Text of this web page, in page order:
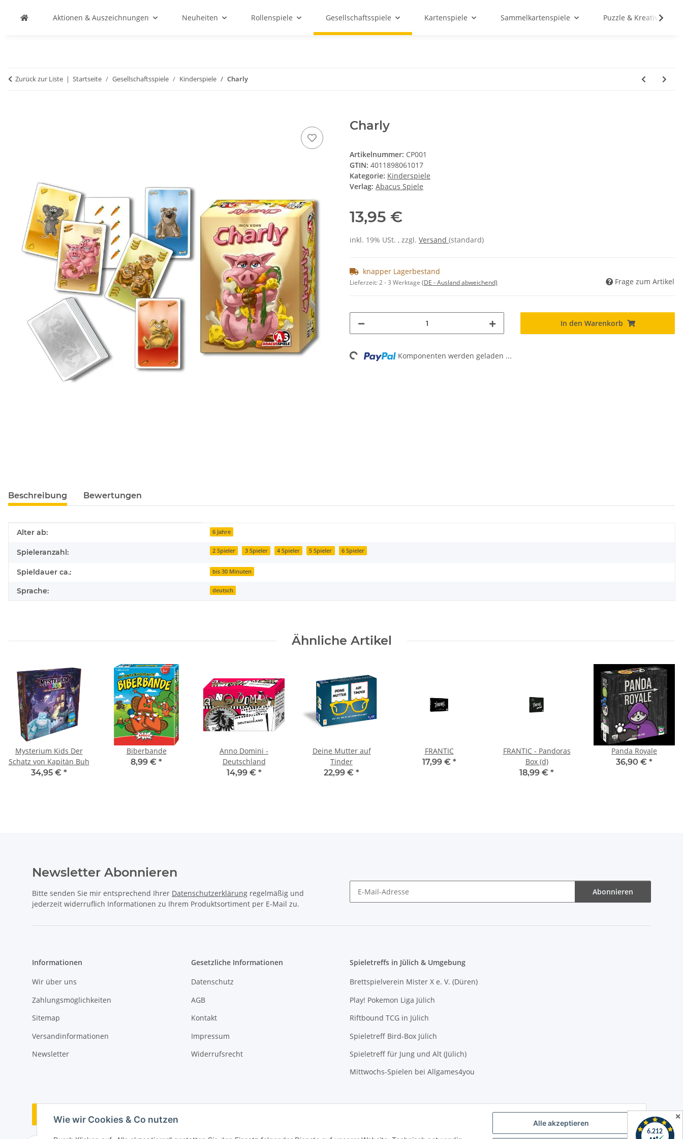
Alle akzeptieren
Wie wir Cookies & Co nutzen
Aktionen & Auszeichnungen Neuheiten Rollenspiele Gesellschaftsspiele Kartenspiele Sammelkartenspiele Puzzle & Kreativ
Zurück zur Liste Startseite Gesellschaftsspiele Kinderspiele Charly
Charly
Artikelnummer: CP001
GTIN: 4011898061017
Kategorie: Kinderspiele
Verlag: Abacus Spiele
13,95 €
inkl. 19% USt. , zzgl. Versand (standard)
knapper Lagerbestand
Lieferzeit:2 - 3 Werktage (DE - Ausland abweichend) Frage zum Artikel
In den Warenkorb
Loading... Komponenten werden geladen ...
Beschreibung Bewertungen
Produkteigenschaft
Wert
Alter ab: 6 Jahre
Spieleranzahl: 2 Spieler 3 Spieler 4 Spieler 5 Spieler 6 Spieler
Spieldauer ca.: bis 30 Minuten
Sprache: deutsch
Ähnliche Artikel
Mysterium Kids Der
Schatz von Kapitän Buh
34,95 € *
Biberbande
8,99 € *
Anno Domini -
Deutschland
14,99 € *
Deine Mutter auf
Tinder
22,99 € *
FRANTIC
17,99 € *
FRANTIC - Pandoras
Box (d)
18,99 € *
Panda Royale
36,90 € *
Newsletter Abonnieren
Bitte senden Sie mir entsprechend Ihrer Datenschutzerklärung regelmäßig und
jederzeit widerruflich Informationen zu Ihrem Produktsortiment per E-Mail zu.
Abonnieren
Informationen
Wir über uns
Zahlungsmöglichkeiten
Sitemap
Versandinformationen
Newsletter
Gesetzliche Informationen
Datenschutz
AGB
Kontakt
Impressum
Widerrufsrecht
Spieletreffs in Jülich & Umgebung
Brettspielverein Mister X e. V. (Düren)
Play! Pokemon Liga Jülich
Riftbound TCG in Jülich
Spieletreff Bird-Box Jülich
Spieletreff für Jung und Alt (Jülich)
Mittwochs-Spielen bei Allgames4you
Vertrag widerrufen ✕